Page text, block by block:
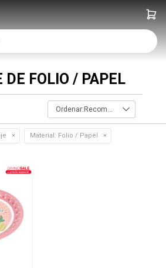
DE FOLIO / PAPEL
Recomendados
Material: Folio / Papel